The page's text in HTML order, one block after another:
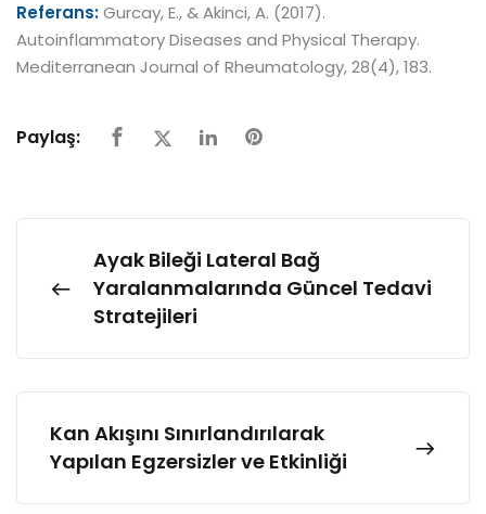
Referans:Gurcay, E., & Akinci, A. (2017).
Autoinflammatory Diseases and Physical Therapy.
Mediterranean Journal of Rheumatology, 28(4), 183.
Paylaş:
Ayak Bileği Lateral Bağ
Yaralanmalarında Güncel Tedavi
Stratejileri
Kan Akışını Sınırlandırılarak
Yapılan Egzersizler ve Etkinliği